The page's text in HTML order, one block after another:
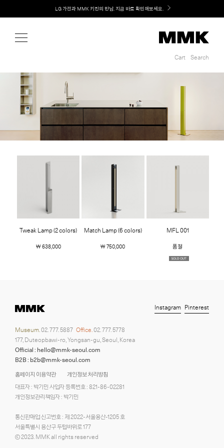
LG 가전과 MMK 키친의 만남. 지금 바로 확인해보세요.
Cart Search
Tweak Lamp (2 colors)
￦ 638,000
Match Lamp (6 colors)
￦ 750,000
MFL 001
품절
홈페이지 이용약관
개인정보 처리방침
대표자 : 박기민 사업자 등록번호 : 821-86-02281
개인정보관리책임자 : 박기민
통신판매업 신고번호 : 제 2022-서울용산-1205 호
서울특별시 용산구 두텁바위로 177
ⓒ 2023. MMK all rights reserved
Museum. 02. 777. 5887 Office. 02. 777. 5778
177, Duteopbawi-ro, Yongsan-gu, Seoul, Korea
Official : hello@mmk-seoul.com
B2B : b2b@mmk-seoul.com
Instagram Pinterest